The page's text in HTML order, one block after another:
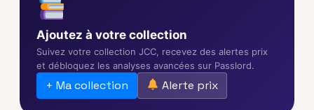
Ajoutez à votre collection
Suivez votre collection JCC, recevez des alertes prix
et débloquez les analyses avancées sur Passlord.
+ Ma collection Alerte prix